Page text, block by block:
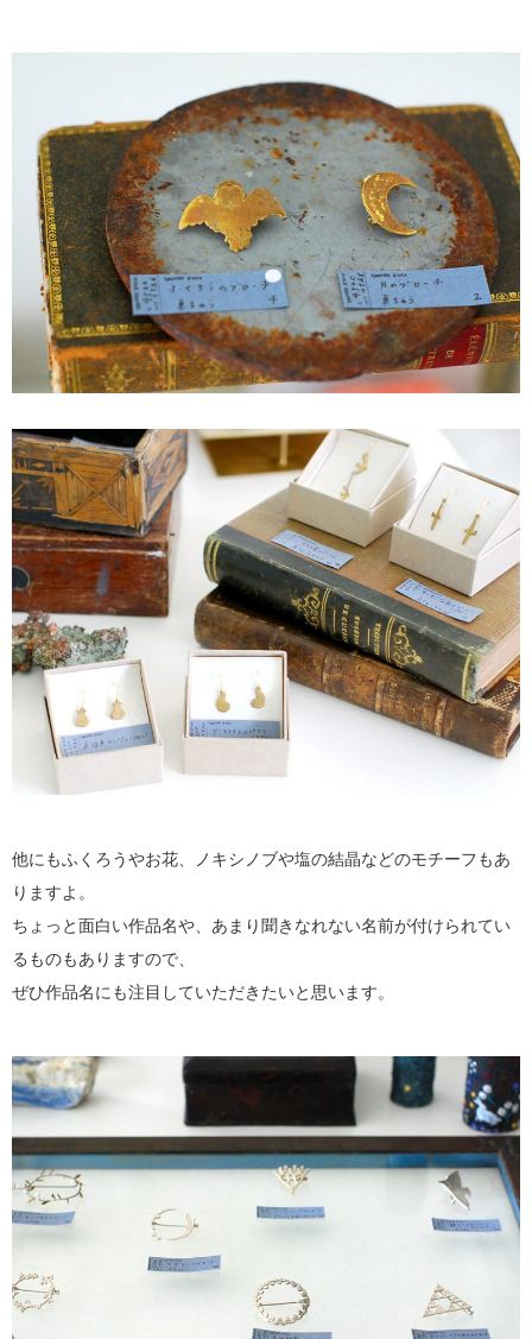
他にもふくろうやお花、ノキシノブや塩の結晶などのモチーフもあ
りますよ。
ちょっと面白い作品名や、あまり聞きなれない名前が付けられてい
るものもありますので、
ぜひ作品名にも注目していただきたいと思います。